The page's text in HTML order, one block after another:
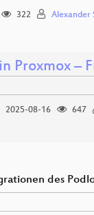
322 Alexander
Proxmox –
2025-08-16 647
des